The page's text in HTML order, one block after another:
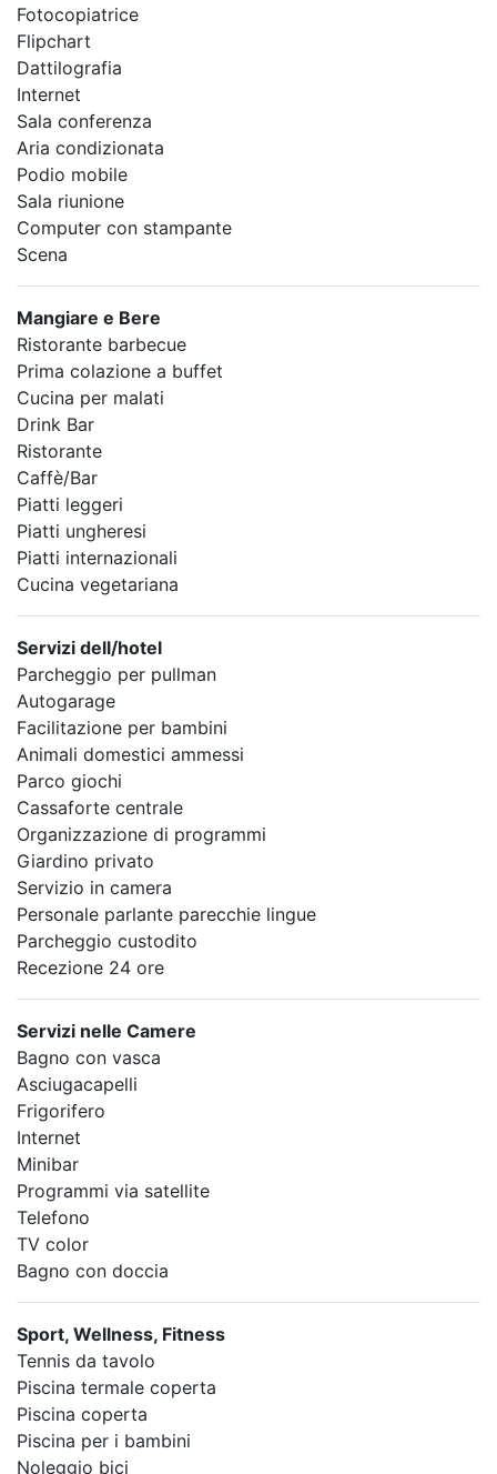
Fotocopiatrice
Flipchart
Dattilografia
Internet
Sala conferenza
Aria condizionata
Podio mobile
Sala riunione
Computer con stampante
Scena
Mangiare e Bere
Ristorante barbecue
Prima colazione a buffet
Cucina per malati
Drink Bar
Ristorante
Caffè/Bar
Piatti leggeri
Piatti ungheresi
Piatti internazionali
Cucina vegetariana
Servizi dell/hotel
Parcheggio per pullman
Autogarage
Facilitazione per bambini
Animali domestici ammessi
Parco giochi
Cassaforte centrale
Organizzazione di programmi
Giardino privato
Servizio in camera
Personale parlante parecchie lingue
Parcheggio custodito
Recezione 24 ore
Servizi nelle Camere
Bagno con vasca
Asciugacapelli
Frigorifero
Internet
Minibar
Programmi via satellite
Telefono
TV color
Bagno con doccia
Sport, Wellness, Fitness
Tennis da tavolo
Piscina termale coperta
Piscina coperta
Piscina per i bambini
Noleggio bici